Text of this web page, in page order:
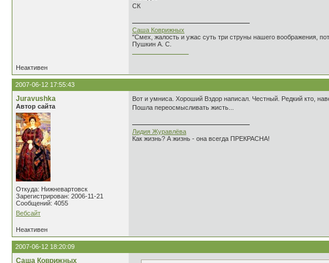
СК
Саша Коврижных
"Смех, жалость и ужас суть три струны нашего воображения,
Пушкин А. С.
Неактивен
2007-06-12 17:55:43
Juravushka
Автор сайта
Откуда: Нижневартовск
Зарегистрирован: 2006-11-21
Сообщений: 4055
Вебсайт
Вот и умниса. Хороший Вздор написал. Честный. Редкий кто,
Пошла переосмысливать жисть...
Лидия Журавлёва
Как жизнь? А жизнь - она всегда ПРЕКРАСНА!
Неактивен
2007-06-12 18:20:09
Саша Коврижных